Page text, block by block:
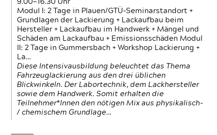
9.00—16.30 Uhr
Modul I: 2 Tage in Plauen/GTÜ-Seminarstandort +
Grundlagen der Lackierung + Lackaufbau beim
Hersteller + Lackaufbau im Handwerk + Mängel und
Schäden am Lackaufbau + Emissionsschäden Modul
II: 2 Tage in Gummersbach + Workshop Lackierung +
La…
Diese Intensivausbildung beleuchtet das Thema
Fahrzeuglackierung aus den drei üblichen
Blickwinkeln. Der Labortechnik, dem Lackhersteller
sowie dem Handwerk. Somit erhalten die
Teilnehmer*Innen den nötigen Mix aus physikalisch-
/ chemischem Grundlage…